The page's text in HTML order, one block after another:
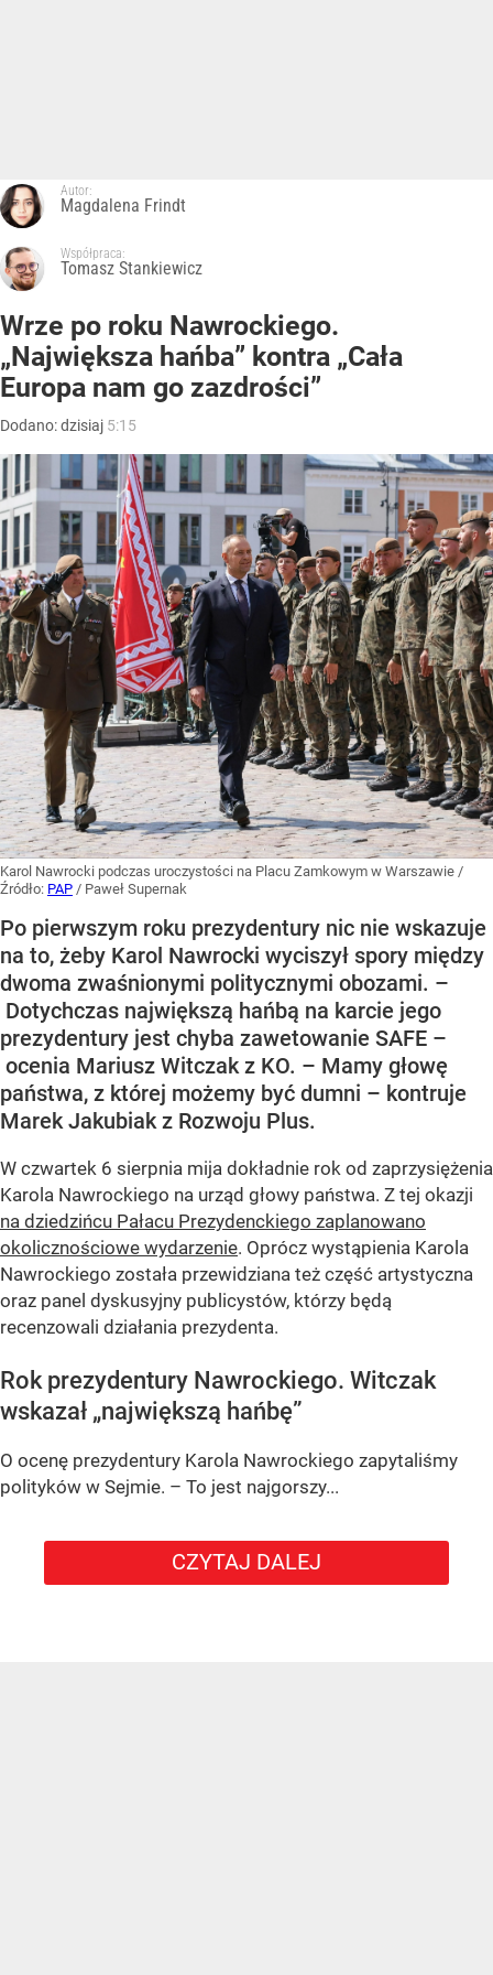
Autor:
Magdalena Frindt
Współpraca:
Tomasz Stankiewicz
Wrze po roku Nawrockiego.
„Największa hańba” kontra „Cała
Europa nam go zazdrości”
Dodano:dzisiaj 5:15
Karol Nawrocki podczas uroczystości na Placu Zamkowym w Warszawie /
Źródło: PAP / Paweł Supernak
Po pierwszym roku prezydentury nic nie wskazuje
na to, żeby Karol Nawrocki wyciszył spory między
dwoma zwaśnionymi politycznymi obozami. –
Dotychczas największą hańbą na karcie jego
prezydentury jest chyba zawetowanie SAFE –
ocenia Mariusz Witczak z KO. – Mamy głowę
państwa, z której możemy być dumni – kontruje
Marek Jakubiak z Rozwoju Plus.
W czwartek 6 sierpnia mija dokładnie rok od zaprzysiężenia
Karola Nawrockiego na urząd głowy państwa. Z tej okazji
na dziedzińcu Pałacu Prezydenckiego zaplanowano
okolicznościowe wydarzenie. Oprócz wystąpienia Karola
Nawrockiego została przewidziana też część artystyczna
oraz panel dyskusyjny publicystów, którzy będą
recenzowali działania prezydenta.
Rok prezydentury Nawrockiego. Witczak
wskazał „największą hańbę”
O ocenę prezydentury Karola Nawrockiego zapytaliśmy
polityków w Sejmie. – To jest najgorszy...
CZYTAJ DALEJ